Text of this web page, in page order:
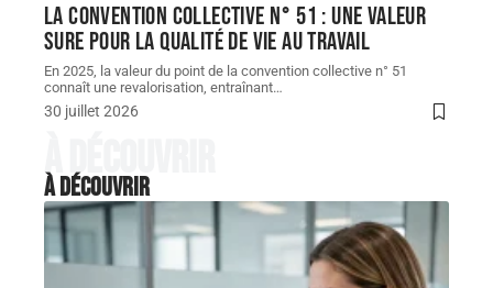
La convention collective n° 51 : une valeur
sure pour la qualité de vie au travail
En 2025, la valeur du point de la convention collective n° 51
connaît une revalorisation, entraînant…
30 juillet 2026
À découvrir
À découvrir